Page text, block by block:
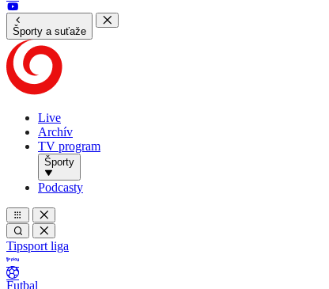
Športy a suťaže
Live
Archív
TV program
Športy
Podcasty
Tipsport liga
Futbal